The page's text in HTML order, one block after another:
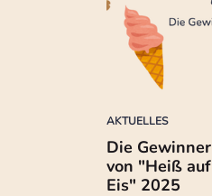
AKTUELLES
Die Gewinner
von "Heiß auf
Eis" 2025